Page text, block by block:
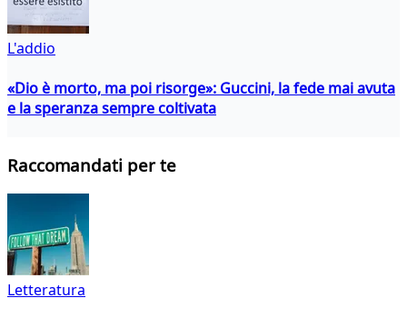
L'addio
«Dio è morto, ma poi risorge»: Guccini, la fede mai avuta
e la speranza sempre coltivata
Raccomandati per te
Letteratura